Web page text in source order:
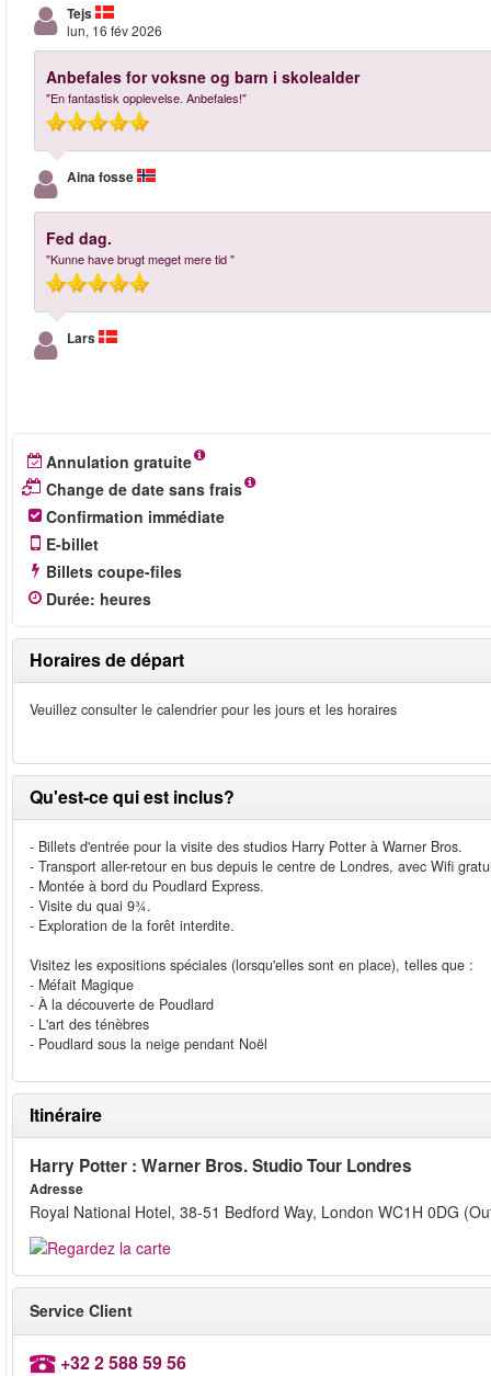
Tejs
lun, 16 fév 2026
Anbefales for voksne og barn i skolealder
"En fantastisk opplevelse. Anbefales!"
Aina fosse
Fed dag.
"Kunne have brugt meget mere tid "
Lars
Annulation gratuite
Change de date sans frais
Confirmation immédiate
E-billet
Billets coupe-files
Durée: heures
Horaires de départ
Veuillez consulter le calendrier pour les jours et les horaires
Qu'est-ce qui est inclus?
- Billets d'entrée pour la visite des studios Harry Potter à Warner Bros.
- Transport aller-retour en bus depuis le centre de Londres, avec Wifi
- Montée à bord du Poudlard Express.
- Visite du quai 9¾.
- Exploration de la forêt interdite.
Visitez les expositions spéciales (lorsqu'elles sont en place), telles que :
- Méfait Magique
- À la découverte de Poudlard
- L'art des ténèbres
- Poudlard sous la neige pendant Noël
Itinéraire
Harry Potter : Warner Bros. Studio Tour Londres
Adresse
Royal National Hotel, 38-51 Bedford Way, London WC1H 0DG
Service Client
+32 2 588 59 56